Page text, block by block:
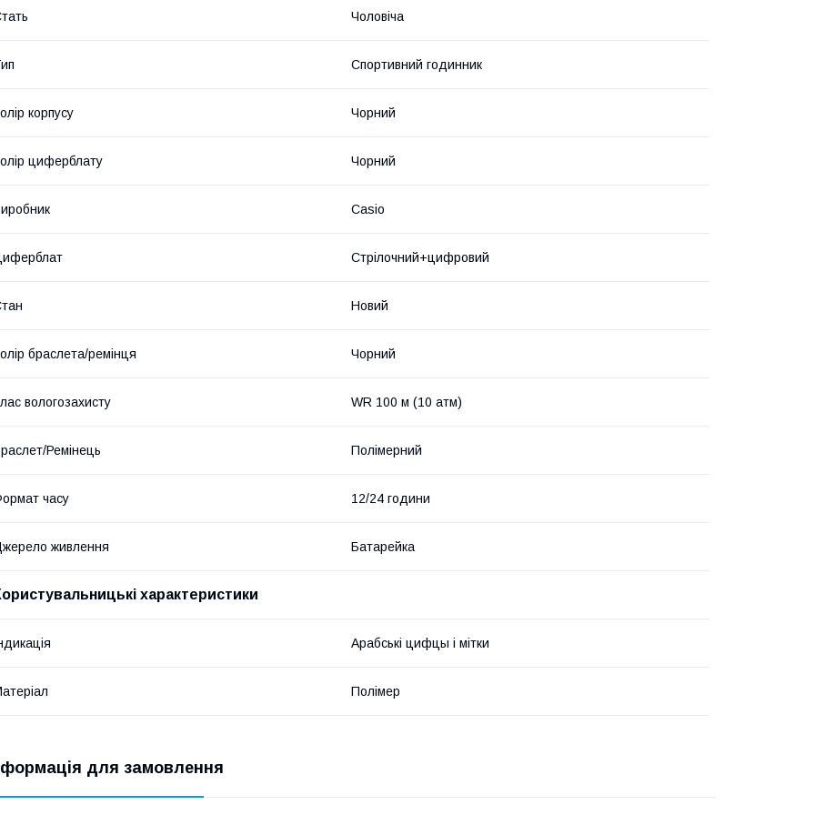
Чоловіча
Спортивний годинник
корпусу Чорний
циферблату Чорний
Casio
Стрілочний+цифровий
Новий
браслета/ремінця Чорний
вологозахисту WR 100 м (10 атм)
Ремінець Полімерний
часу 12/24 години
живлення Батарейка
характеристики
Арабські цифцы і мітки
Полімер
для замовлення